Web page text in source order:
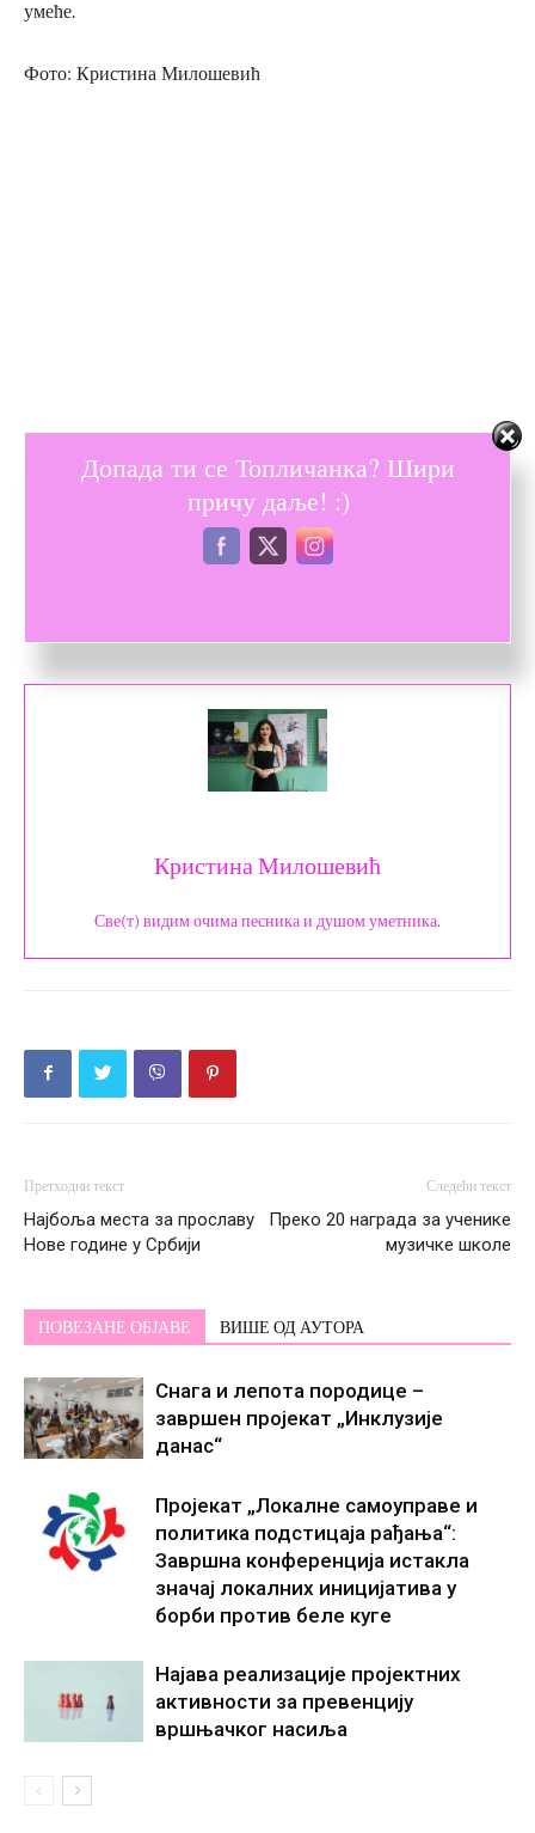
умеће.
Фото: Кристина Милошевић
Кристина Милошевић
Све(т) видим очима песника и душом уметника.
Претходни текст
Најбоља места за прославу
Нове године у Србији
Следећи текст
Преко 20 награда за ученике
музичке школе
ПОВЕЗАНЕ ОБЈАВЕ ВИШЕ ОД АУТОРА
Снага и лепота породице –
завршен пројекат „Инклузије
данас“
Пројекат „Локалне самоуправе и
политика подстицаја рађања“:
Завршна конференција истакла
значај локалних иницијатива у
борби против беле куге
Најава реализације пројектних
активности за превенцију
вршњачког насиља
Допада ти се Топличанка? Шири
причу даље! :)